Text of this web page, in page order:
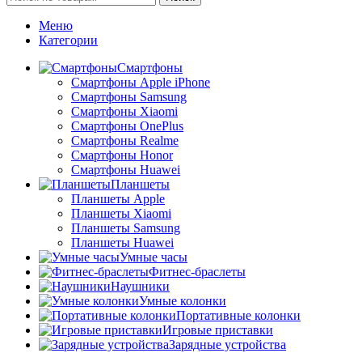
Меню
Категории
Смартфоны
Смартфоны Apple iPhone
Смартфоны Samsung
Смартфоны Xiaomi
Смартфоны OnePlus
Смартфоны Realme
Смартфоны Honor
Смартфоны Huawei
Планшеты
Планшеты Apple
Планшеты Xiaomi
Планшеты Samsung
Планшеты Huawei
Умные часы
Фитнес-браслеты
Наушники
Умные колонки
Портативные колонки
Игровые приставки
Зарядные устройства